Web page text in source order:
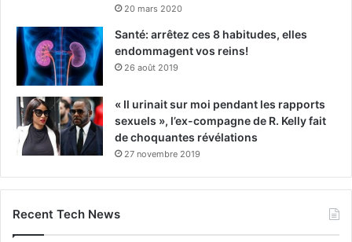
20 mars 2020
Santé: arrêtez ces 8 habitudes, elles
endommagent vos reins!
26 août 2019
« Il urinait sur moi pendant les rapports
sexuels », l’ex-compagne de R. Kelly fait
de choquantes révélations
27 novembre 2019
Recent Tech News